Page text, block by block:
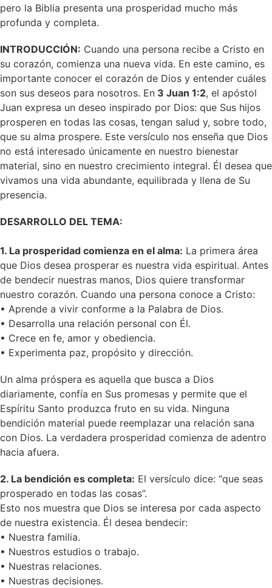
pero la Biblia presenta una prosperidad mucho más
profunda y completa.
INTRODUCCIÓN: Cuando una persona recibe a Cristo en
su corazón, comienza una nueva vida. En este camino, es
importante conocer el corazón de Dios y entender cuáles
son sus deseos para nosotros. En 3 Juan 1:2, el apóstol
Juan expresa un deseo inspirado por Dios: que Sus hijos
prosperen en todas las cosas, tengan salud y, sobre todo,
que su alma prospere. Este versículo nos enseña que Dios
no está interesado únicamente en nuestro bienestar
material, sino en nuestro crecimiento integral. Él desea que
vivamos una vida abundante, equilibrada y llena de Su
presencia.
DESARROLLO DEL TEMA:
1. La prosperidad comienza en el alma: La primera área
que Dios desea prosperar es nuestra vida espiritual. Antes
de bendecir nuestras manos, Dios quiere transformar
nuestro corazón. Cuando una persona conoce a Cristo:
• Aprende a vivir conforme a la Palabra de Dios.
• Desarrolla una relación personal con Él.
• Crece en fe, amor y obediencia.
• Experimenta paz, propósito y dirección.
Un alma próspera es aquella que busca a Dios
diariamente, confía en Sus promesas y permite que el
Espíritu Santo produzca fruto en su vida. Ninguna
bendición material puede reemplazar una relación sana
con Dios. La verdadera prosperidad comienza de adentro
hacia afuera.
2. La bendición es completa: El versículo dice: “que seas
prosperado en todas las cosas”.
Esto nos muestra que Dios se interesa por cada aspecto
de nuestra existencia. Él desea bendecir:
• Nuestra familia.
• Nuestros estudios o trabajo.
• Nuestras relaciones.
• Nuestras decisiones.